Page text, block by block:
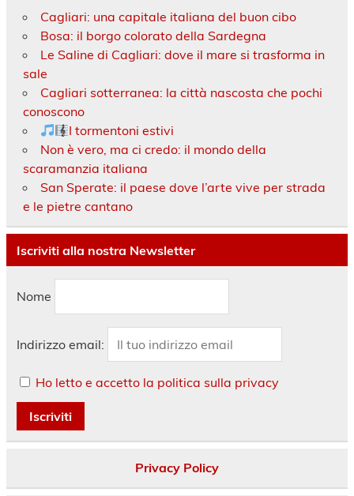
Cagliari: una capitale italiana del buon cibo
Bosa: il borgo colorato della Sardegna
Le Saline di Cagliari: dove il mare si trasforma in
sale
Cagliari sotterranea: la città nascosta che pochi
conoscono
I tormentoni estivi
Non è vero, ma ci credo: il mondo della
scaramanzia italiana
San Sperate: il paese dove l’arte vive per strada
e le pietre cantano
Iscriviti alla nostra Newsletter
Nome
Indirizzo email:
Ho letto e accetto la politica sulla privacy
Privacy Policy